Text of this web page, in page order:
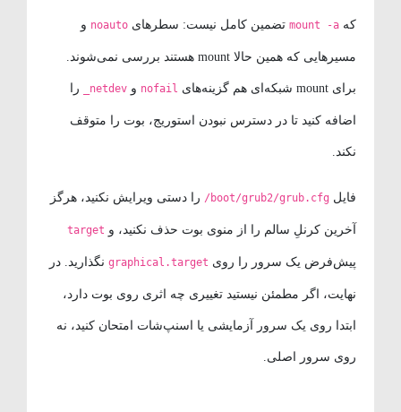
که mount -a تضمین کامل نیست: سطرهای noauto و
مسیرهایی که همین حالا mount هستند بررسی نمی‌شوند.
برای mount شبکه‌ای هم گزینه‌های nofail و _netdev را
اضافه کنید تا در دسترس نبودن استوریج، بوت را متوقف
نکند.
فایل /boot/grub2/grub.cfg را دستی ویرایش نکنید، هرگز
آخرین کرنلِ سالم را از منوی بوت حذف نکنید، و target
پیش‌فرض یک سرور را روی graphical.target نگذارید. در
نهایت، اگر مطمئن نیستید تغییری چه اثری روی بوت دارد،
ابتدا روی یک سرور آزمایشی یا اسنپ‌شات امتحان کنید، نه
روی سرور اصلی.